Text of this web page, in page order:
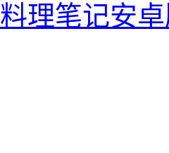
料理笔记安